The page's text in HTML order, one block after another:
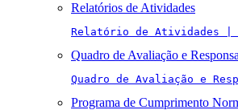
Relatórios de Atividades
Relatório de Atividades |
Quadro de Avaliação e
Quadro de Avaliação e
Programa de Cumprimento